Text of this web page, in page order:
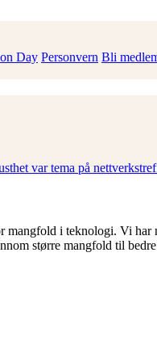
Day Personvern Bli
var tema på
i teknologi. Vi har
større mangfold til